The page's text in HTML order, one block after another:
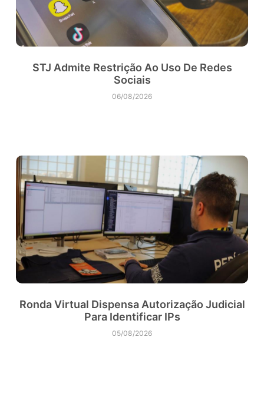
STJ Admite Restrição Ao Uso De Redes
Sociais
06/08/2026
Ronda Virtual Dispensa Autorização Judicial
Para Identificar IPs
05/08/2026